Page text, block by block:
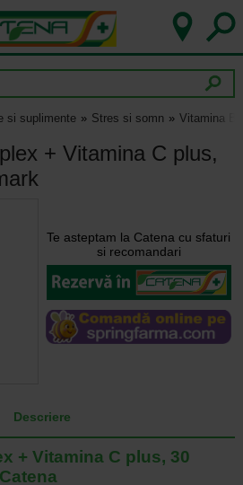
si suplimente Stres si somn Vitamina B
+ Vitamina C plus,
Te asteptam la Catena cu sfaturi
si recomandari
Descriere
+ Vitamina C plus, 30